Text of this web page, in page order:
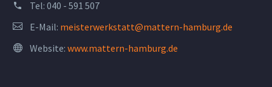
Tel: 040 - 591 507
E-Mail: meisterwerkstatt@mattern-hamburg.de
Website: www.mattern-hamburg.de